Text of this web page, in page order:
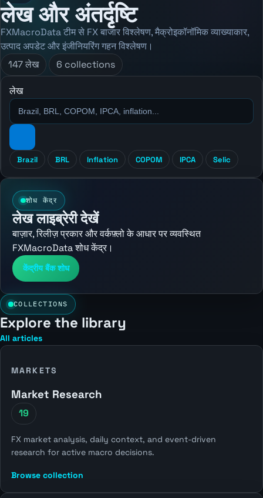
लेख और अंतर्दृष्टि
FXMacroData टीम से FX बाजार विश्लेषण, मैक्रोइकॉनॉमिक व्याख्याकार,
उत्पाद अपडेट और इंजीनियरिंग गहन विश्लेषण।
147 लेख
6 collections
लेख
Brazil BRL Inflation COPOM IPCA Selic
शोध केंद्र
लेख लाइब्रेरी देखें
बाज़ार, रिलीज़ प्रकार और वर्कफ़्लो के आधार पर व्यवस्थित
FXMacroData शोध केंद्र।
केंद्रीय बैंक शोध
COLLECTIONS
Explore the library
All articles
MARKETS
Market Research
19
FX market analysis, daily context, and event-driven
research for active macro decisions.
Browse collection